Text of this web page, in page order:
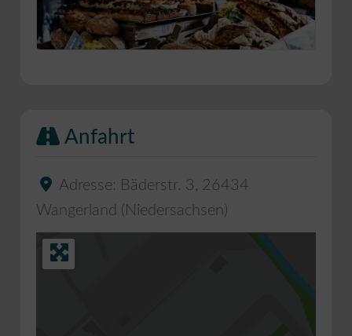
Anfahrt
Adresse: Bäderstr. 3 , 26434
Wangerland ( Niedersachsen)